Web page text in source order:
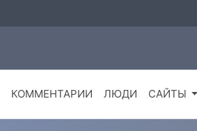
КОММЕНТАРИИ ЛЮДИ САЙТЫ